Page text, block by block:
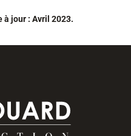
à jour : Avril 2023.